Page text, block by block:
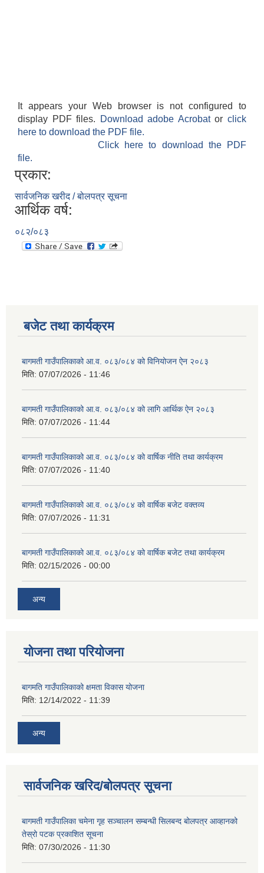
It appears your Web browser is not configured to
display PDF files.
Download adobe Acrobatorclick
here to download the PDF file.
Click here to download the PDF
file.
प्रकार:
सार्वजनिक खरीद / बोलपत्र सूचना
आर्थिक वर्ष:
०८२/०८३
बजेट तथा कार्यक्रम
बागमती गाउँपालिकाको आ.व. ०८३/०८४ को विनियोजन ऐन २०८३
मिति: 07/07/2026 - 11:46
बागमती गाउँपालिकाको आ.व. ०८३/०८४ को लागि आर्थिक ऐन २०८३
मिति: 07/07/2026 - 11:44
बागमती गाउँपालिकाको आ.व. ०८३/०८४ को वार्षिक नीति तथा कार्यक्रम
मिति: 07/07/2026 - 11:40
बागमती गाउँपालिकाको आ.व. ०८३/०८४ को वार्षिक बजेट वक्तव्य
मिति: 07/07/2026 - 11:31
बागमती गाउँपालिकाको आ.व. ०८३/०८४ को वार्षिक बजेट तथा कार्यक्रम
मिति: 02/15/2026 - 00:00
अन्य
योजना तथा परियोजना
बागमति गाउँपालिकाको क्षमता विकास योजना
मिति: 12/14/2022 - 11:39
अन्य
सार्वजनिक खरिद/बोलपत्र सूचना
बागमती गाउँपालिका चमेना गृह सञ्चालन सम्बन्धी सिलबन्द बोलपत्र आव्हानको
तेस्रो पटक प्रकाशित सूचना
मिति: 07/30/2026 - 11:30